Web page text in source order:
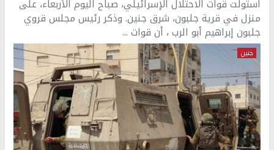
استولت قوات الاحتلال الإسرائيلي، صباح اليوم الأربعاء، على
منزل في قرية جلبون، شرق جنين. وذكر رئيس مجلس قروي
جلبون إبراهيم أبو الرب ، أن قوات ...
جنين